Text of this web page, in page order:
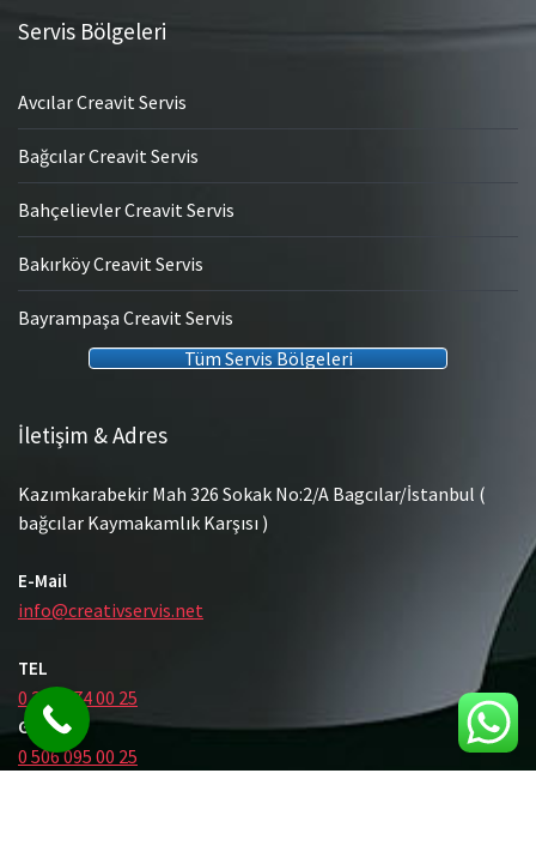
Servis Bölgeleri
Avcılar Creavit Servis
Bağcılar Creavit Servis
Bahçelievler Creavit Servis
Bakırköy Creavit Servis
Bayrampaşa Creavit Servis
Tüm Servis Bölgeleri
İletişim & Adres
Kazımkarabekir Mah 326 Sokak No:2/A Bagcılar/İstanbul (
bağcılar Kaymakamlık Karşısı )
E-Mail
info@creativservis.net
TEL
0 212 474 00 25
GSM
0 506 095 00 25